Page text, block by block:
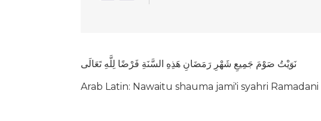
نَوَيْتُ صَوْمَ جَمِيعِ شَهْرِ رَمَضَانِ هَذِهِ السَّنَةِ فَرْضًا لِلَّهِ تَعَالَى
Arab Latin: Nawaitu shauma jami'i syahri